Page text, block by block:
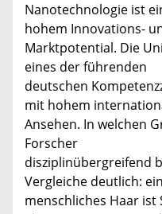
Nanotechnologie ist
hohem Innovations-
Marktpotential. Die
eines der führenden
deutschen
mit hohem
Ansehen. In welchen
Forscher
disziplinübergreifend
Vergleiche deutlich: ein
menschliches Haar